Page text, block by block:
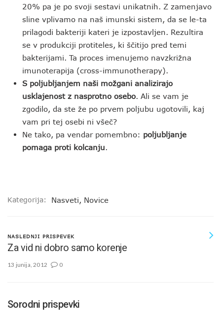
20% pa je po svoji sestavi unikatnih. Z zamenjavo
sline vplivamo na naš imunski sistem, da se le-ta
prilagodi bakteriji kateri je izpostavljen. Rezultira
se v produkciji protiteles, ki ščitijo pred temi
bakterijami. Ta proces imenujemo navzkrižna
imunoterapija (cross-immunotherapy).
S poljubljanjem naši možgani analizirajo
usklajenost z nasprotno osebo. Ali se vam je
zgodilo, da ste že po prvem poljubu ugotovili, kaj
vam pri tej osebi ni všeč?
Ne tako, pa vendar pomembno: poljubljanje
pomaga proti kolcanju.
Kategorija: Nasveti, Novice
NASLEDNJI PRISPEVEK
Za vid ni dobro samo korenje
13 junija, 2012 0
Sorodni prispevki